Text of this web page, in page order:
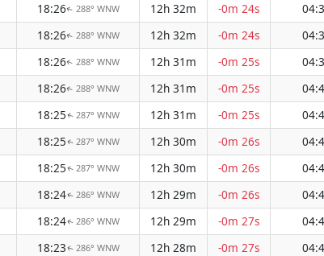
18:26↑ 288° WNW 12h 32m -0m 24s
18:26↑ 288° WNW 12h 32m -0m 24s
18:26↑ 288° WNW 12h 31m -0m 25s
18:26↑ 288° WNW 12h 31m -0m 25s
18:25↑ 287° WNW 12h 31m -0m 25s
18:25↑ 287° WNW 12h 30m -0m 26s
18:25↑ 287° WNW 12h 30m -0m 26s
18:24↑ 286° WNW 12h 29m -0m 26s
18:24↑ 286° WNW 12h 29m -0m 27s
18:23↑ 286° WNW 12h 28m -0m 27s